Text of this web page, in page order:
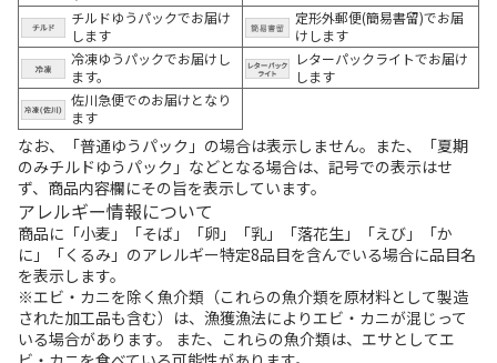
チルドゆうパックでお届け
します
定形外郵便(簡易書留)でお届
けします
冷凍ゆうパックでお届けし
ます。
レターパックライトでお届け
します
佐川急便でのお届けとなり
ます
なお、「普通ゆうパック」の場合は表示しません。また、「夏期
のみチルドゆうパック」などとなる場合は、記号での表示はせ
ず、商品内容欄にその旨を表示しています。
アレルギー情報について
商品に「小麦」「そば」「卵」「乳」「落花生」「えび」「か
に」「くるみ」のアレルギー特定8品目を含んでいる場合に品目名
を表示します。
※エビ・カニを除く魚介類（これらの魚介類を原材料として製造
された加工品も含む）は、漁獲漁法によりエビ・カニが混じって
いる場合があります。 また、これらの魚介類は、エサとしてエ